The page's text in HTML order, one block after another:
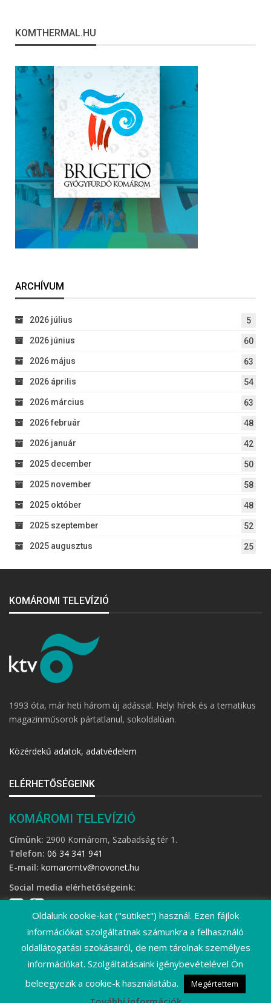
KOMTHERMAL.HU
ARCHÍVUM
2026 július 5
2026 június 60
2026 május 63
2026 április 54
2026 március 63
2026 február 48
2026 január 42
2025 december 50
2025 november 58
2025 október 48
2025 szeptember 52
2025 augusztus 25
KOMÁROMI TELEVÍZIÓ
1993 óta, már heti három új adással. Helyi hírek és a tematikus
magazinműsorok pártatlanul, sokoldalúan.
Közérdekű adatok, adatvédelem
ELÉRHETŐSÉGEINK
KOMÁROMI TELEVÍZIÓ
Címünk: 2900 Komárom, Szabadság tér 1.
Telefon: 06 34 341 941
E-mail: komaromtv@novonet.hu
Social media elérhetőségeink:
©2026 Komáromi Televízió • Minden jog fenntartva!
Oldalunk cookie-kat ("sütiket") használ. Ezen fájlok
információkat szolgáltatnak számunkra a felhasználó
oldallátogatási szokásairól, de nem tárolnak személyes
információkat. Szolgáltatásaink igénybevételével Ön
beleegyezik a cookie-k használatába.
Megértettem